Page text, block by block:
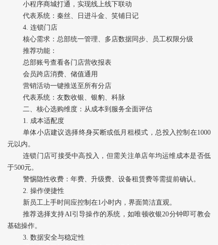
小程序商城打通，实现线上线下联动
代表系统‌：秦丝、日进斗金、笑铺日记
4. ‌连锁门店‌
核心需求‌：总部统一管理、多店数据同步、员工权限分级
推荐功能‌：
总部账号查看各门店营收报表
会员跨店消费、储值通用
营销活动一键推送至所有分店
代表系统‌：友数收银、银豹、科脉
二、核心选购维度：从成本到服务全面评估
1. ‌成本适配度‌
单体小店建议选择‌终身买断或低月租模式‌，总投入控制在1000
元以内。
连锁门店可接受中高投入，但需关注单店年均运维成本是否低
于500元。
警惕隐性收费：年费、升级费、设备租赁费等需提前确认。
2. ‌操作便捷性‌
新员工上手时间应控制在1小时内，界面简洁直观。
推荐选择支持AI引导操作的系统，如唯顿收银20分钟即可教会
基础操作。
3. ‌数据安全与稳定性‌